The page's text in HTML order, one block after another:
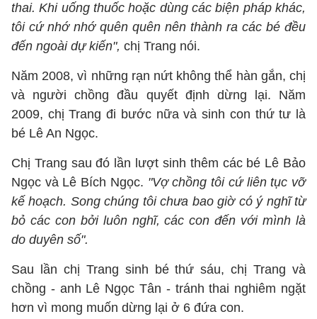
thai. Khi uống thuốc hoặc dùng các biện pháp khác,
tôi cứ nhớ nhớ quên quên nên thành ra các bé đều
đến ngoài dự kiến", chị Trang nói.
Năm 2008, vì những rạn nứt không thể hàn gắn, chị
và người chồng đầu quyết định dừng lại. Năm
2009, chị Trang đi bước nữa và sinh con thứ tư là
bé Lê An Ngọc.
Chị Trang sau đó lần lượt sinh thêm các bé Lê Bảo
Ngọc và Lê Bích Ngọc. "Vợ chồng tôi cứ liên tục vỡ
kế hoạch. Song chúng tôi chưa bao giờ có ý nghĩ từ
bỏ các con bởi luôn nghĩ, các con đến với mình là
do duyên số".
Sau lần chị Trang sinh bé thứ sáu, chị Trang và
chồng - anh Lê Ngọc Tân - tránh thai nghiêm ngặt
hơn vì mong muốn dừng lại ở 6 đứa con.